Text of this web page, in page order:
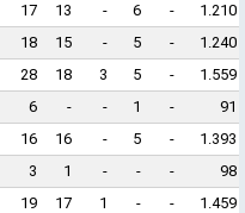
17 13 - 6 -
1.210
18 15 - 5 -
1.240
28 18 3 5 -
1.559
6 - - 1 -
91
16 16 - 5 -
1.393
3 1 - - -
98
19 17 1 - -
1.459